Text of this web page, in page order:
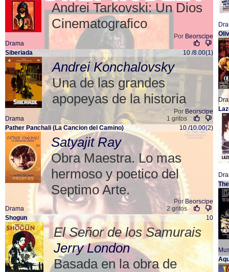
Andrei Tarkovski: Un Dios
Cinematografico
Por Beorscipe
Drama
Siberiada
10 /8.00(1)
Andrei Konchalovsky
Una de las grandes
apopeyas de la historia
Por Beorscipe
Drama
1 gritos
Pather Panchali (La Cancion del Camino)
10 /10.00(2)
Satyajit Ray
Obra Maestra. Lo mas
hermoso y poetico del
Septimo Arte.
Por Beorscipe
Drama
2 gritos
Shogun
10
El Señor de los Samurais
Jerry London
Basada en la obra de